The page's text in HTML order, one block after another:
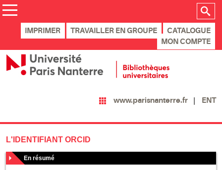
IMPRIMER TRAVAILLER EN GROUPE
CATALOGUE
MON COMPTE
www.parisnanterre.fr ENT
L'IDENTIFIANT ORCID
En résumé